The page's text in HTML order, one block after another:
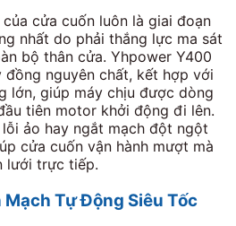
cửa cuốn luôn là giai đoạn
nhất do phải thắng lực ma sát
bộ thân cửa. Yhpower Y400
nguyên chất, kết hợp với
lớn, giúp máy chịu được dòng
tiên motor khởi động đi lên.
ảo hay ngắt mạch đột ngột
cửa cuốn vận hành mượt mà
lưới trực tiếp.
Tự Động Siêu Tốc